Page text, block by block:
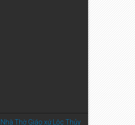
Nhà Thờ Giáo xứ Lộc Thủy